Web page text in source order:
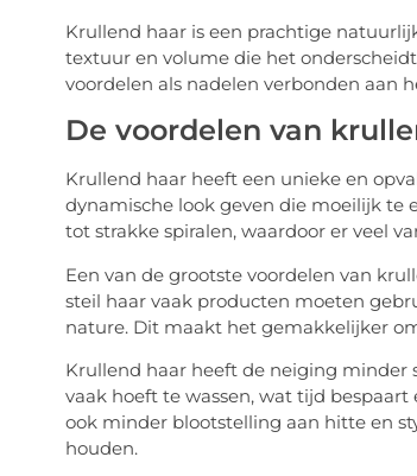
Krullend haar is een prachtige
textuur en volume die het
voordelen als nadelen verbonden aan
De voordelen van
Krullend haar heeft een unieke en
dynamische look geven die moeilijk te
tot strakke spiralen, waardoor er veel
Een van de grootste voordelen van
steil haar vaak producten moeten
nature. Dit maakt het gemakkelijker
Krullend haar heeft de neiging minder
vaak hoeft te wassen, wat tijd
ook minder blootstelling aan hitte en
houden.